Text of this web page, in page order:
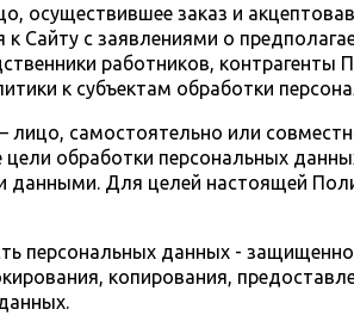
осуществившее заказ и
Сайту с заявлениями о
работников,
к субъектам обработки
лицо, самостоятельно или
обработки персональных
данными. Для целей настоящей
персональных данных -
копирования,